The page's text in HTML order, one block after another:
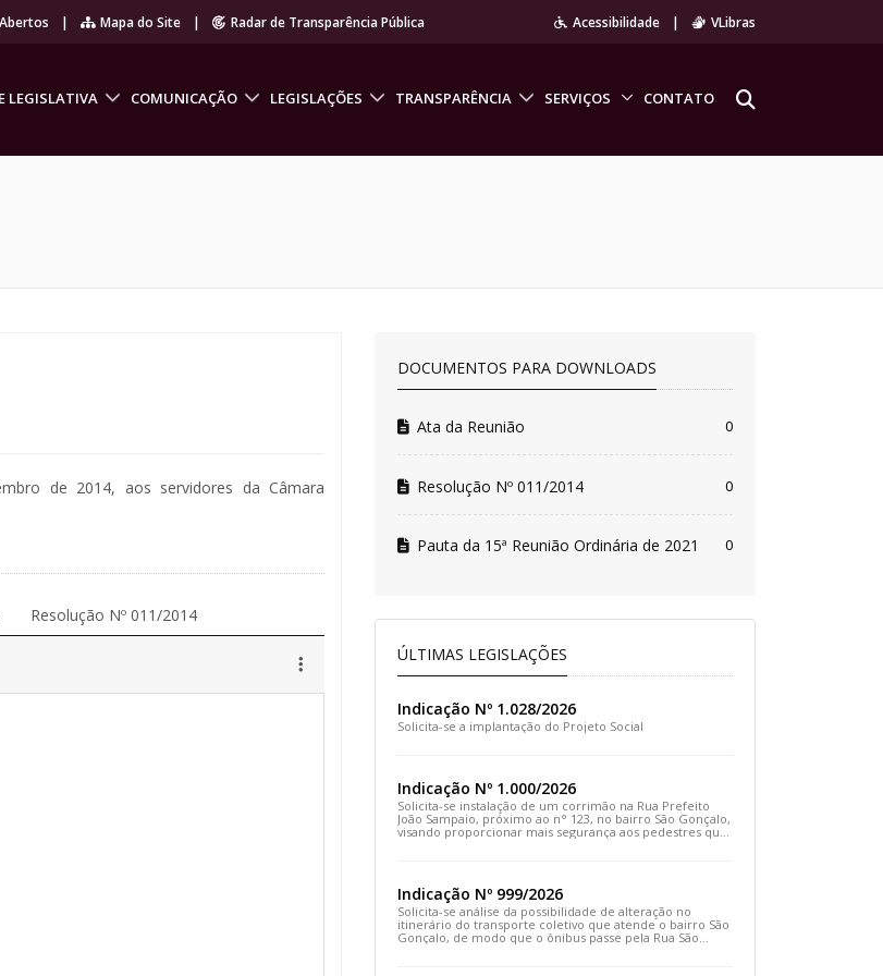
| Mapa do Site | Radar de Transparência Pública Acessibilidade | VLibras
LEGISLATIVA COMUNICAÇÃO LEGISLAÇÕES TRANSPARÊNCIA SERVIÇOS CONTATO
de 2014, aos servidores da Câmara
Resolução Nº 011/2014
DOCUMENTOS PARA DOWNLOADS
Ata da Reunião 0
Resolução Nº 011/2014 0
Pauta da 15ª Reunião Ordinária de 2021 0
ÚLTIMAS LEGISLAÇÕES
Indicação Nº 1.028/2026
Solicita-se a implantação do Projeto Social
Indicação Nº 1.000/2026
Solicita-se instalação de um corrimão na Rua Prefeito
João Sampaio, próximo ao n° 123, no bairro São Gonçalo,
visando proporcionar mais segurança aos pedestres que
Indicação Nº 999/2026
Solicita-se análise da possibilidade de alteração no
itinerário do transporte coletivo que atende o bairro São
Gonçalo, de modo que o ônibus passe pela Rua São